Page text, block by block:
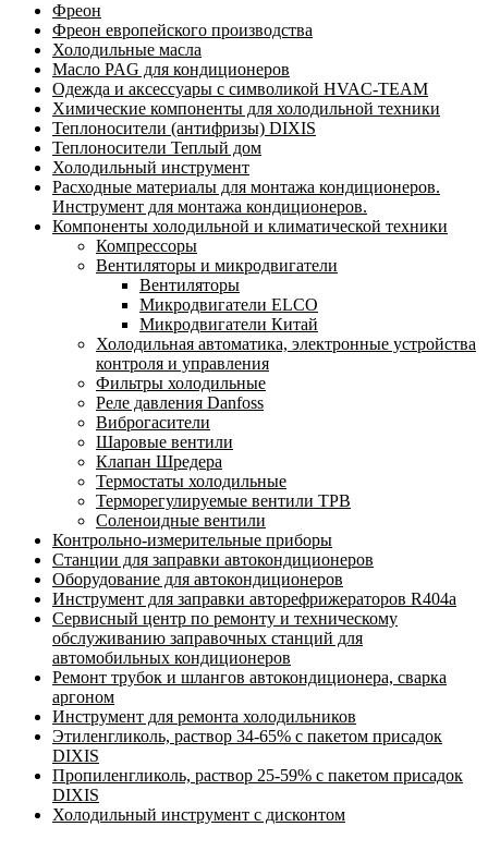
Фреон
Фреон европейского производства
Холодильные масла
Масло PAG для кондиционеров
Одежда и аксессуары с символикой HVAC-TEAM
Химические компоненты для холодильной техники
Теплоносители (антифризы) DIXIS
Теплоносители Теплый дом
Холодильный инструмент
Расходные материалы для монтажа кондиционеров.
Инструмент для монтажа кондиционеров.
Компоненты холодильной и климатической техники
Компрессоры
Вентиляторы и микродвигатели
Вентиляторы
Микродвигатели ELCO
Микродвигатели Китай
Холодильная автоматика, электронные устройства
контроля и управления
Фильтры холодильные
Реле давления Danfoss
Виброгасители
Шаровые вентили
Клапан Шредера
Термостаты холодильные
Терморегулируемые вентили ТРВ
Соленоидные вентили
Контрольно-измерительные приборы
Станции для заправки автокондиционеров
Оборудование для автокондиционеров
Инструмент для заправки авторефрижераторов R404a
Сервисный центр по ремонту и техническому
обслуживанию заправочных станций для
автомобильных кондиционеров
Ремонт трубок и шлангов автокондиционера, сварка
аргоном
Инструмент для ремонта холодильников
Этиленгликоль, раствор 34-65% с пакетом присадок
DIXIS
Пропиленгликоль, раствор 25-59% с пакетом присадок
DIXIS
Холодильный инструмент с дисконтом